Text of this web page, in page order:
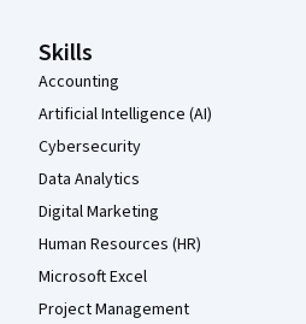
Skills
Accounting
Artificial Intelligence (AI)
Cybersecurity
Data Analytics
Digital Marketing
Human Resources (HR)
Microsoft Excel
Project Management